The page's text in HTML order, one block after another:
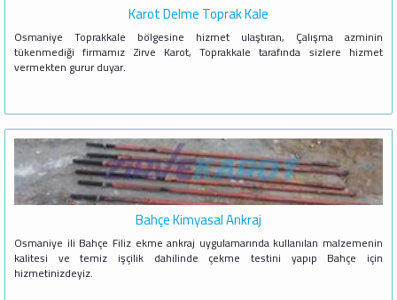
Karot Delme Toprak Kale
Osmaniye Toprakkale bölgesine hizmet ulaştıran, Çalışma azminin
tükenmediği firmamız Zirve Karot, Toprakkale tarafında sizlere hizmet
vermekten gurur duyar.
Bahçe Kimyasal Ankraj
Osmaniye ili Bahçe Filiz ekme ankraj uygulamarında kullanılan malzemenin
kalitesi ve temiz işçilik dahilinde çekme testini yapıp Bahçe için
hizmetinizdeyiz.